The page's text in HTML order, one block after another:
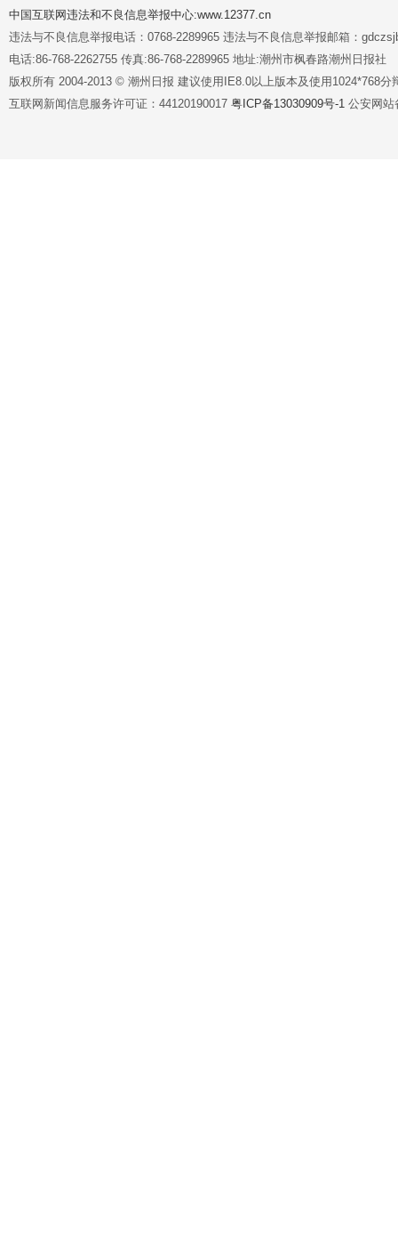
中国互联网违法和不良信息举报中心:www.12377.cn
违法与不良信息举报电话：0768-2289965 违法与不良信息举报邮箱：
电话:86-768-2262755 传真:86-768-2289965 地址:潮州市枫春路潮州日报社
版权所有 2004-2013 © 潮州日报 建议使用IE8.0以上版本及使用1024*768分
互联网新闻信息服务许可证：44120190017 粤ICP备13030909号-1 公安网站